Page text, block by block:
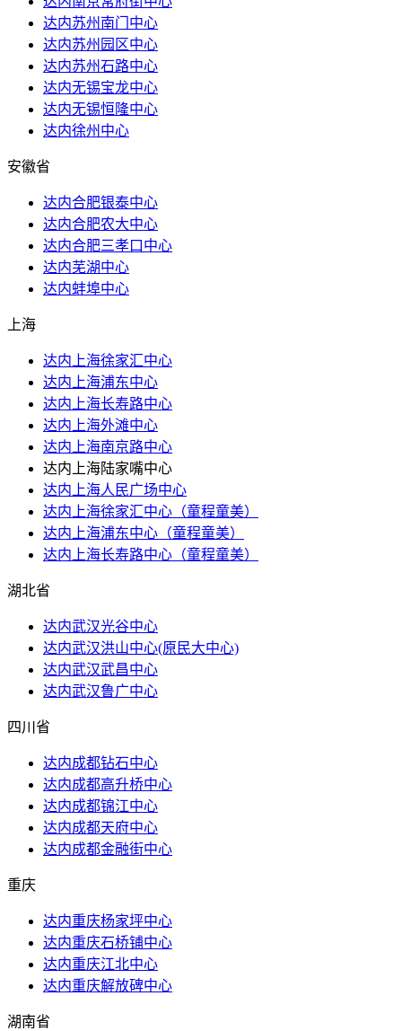
达内苏州南门中心
达内苏州园区中心
达内苏州石路中心
达内无锡宝龙中心
达内无锡恒隆中心
达内徐州中心
安徽省
达内合肥银泰中心
达内合肥农大中心
达内合肥三孝口中心
达内芜湖中心
达内蚌埠中心
上海
达内上海徐家汇中心
达内上海浦东中心
达内上海长寿路中心
达内上海外滩中心
达内上海南京路中心
达内上海陆家嘴中心
达内上海人民广场中心
达内上海徐家汇中心（童程童美）
达内上海浦东中心（童程童美）
达内上海长寿路中心（童程童美）
湖北省
达内武汉光谷中心
达内武汉洪山​中心(原民大中心)
达内武汉武昌中心
达内武汉鲁广中心
四川省
达内成都钻石中心
达内成都高升桥中心
达内成都锦江中心
达内成都天府中心
达内成都金融街中心
重庆
达内重庆杨家坪中心
达内重庆石桥铺中心
达内重庆江北中心
达内重庆解放碑中心
湖南省